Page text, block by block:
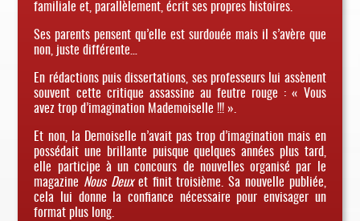
familiale et, parallèlement, écrit ses propres histoires.
Ses parents pensent qu’elle est surdouée mais il s’avère que
non, juste différente…
En rédactions puis dissertations, ses professeurs lui assènent
souvent cette critique assassine au feutre rouge : « Vous
avez trop d’imagination Mademoiselle !!! ».
Et non, la Demoiselle n’avait pas trop d’imagination mais en
possédait une brillante puisque quelques années plus tard,
elle participe à un concours de nouvelles organisé par le
magazine Nous Deuxet finit troisième. Sa nouvelle publiée,
cela lui donne la confiance nécessaire pour envisager un
format plus long.